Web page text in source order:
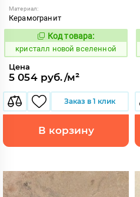
Материал:
Керамогранит
820638
Код товара:
кристалл новой вселенной
Цена
5 054 руб./м²
Заказ в 1 клик
В корзину